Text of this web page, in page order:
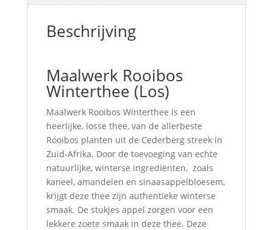
Beschrijving
Maalwerk Rooibos
Winterthee (Los)
Maalwerk Rooibos Winterthee is een
heerlijke, losse thee, van de allerbeste
Rooibos planten uit de Cederberg streek in
Zuid-Afrika. Door de toevoeging van echte
natuurlijke, winterse ingrediënten, zoals
kaneel, amandelen en sinaasappelbloesem,
krijgt deze thee zijn authentieke winterse
smaak. De stukjes appel zorgen voor een
lekkere zoete smaak in deze thee. Deze